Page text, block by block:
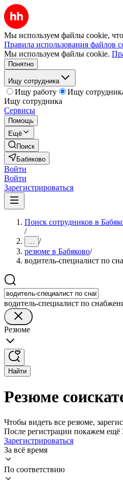
Мы используем файлы cookie,
Правила использования файлов
Мы используем файлы cookie.
Понятно
Ищу сотрудника
Ищу работу
Ищу
Ищу сотрудника
Сервисы
Помощь
Ещё
Поиск
Бабяково
Войти
Войти
Зарегистрироваться
Поиск сотрудников в
/
... /
резюме в Бабяково/
водитель-специалист по
водитель-специалист по
Резюме
Найти
Резюме
Чтобы видеть все резюме,
После регистрации покажем ещё
Зарегистрироваться
За всё время
По соответствию